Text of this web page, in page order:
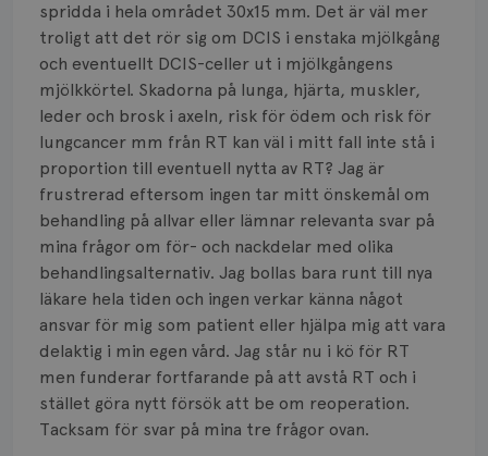
spridda i hela området 30x15 mm. Det är väl mer
troligt att det rör sig om DCIS i enstaka mjölkgång
och eventuellt DCIS-celler ut i mjölkgångens
mjölkkörtel. Skadorna på lunga, hjärta, muskler,
leder och brosk i axeln, risk för ödem och risk för
lungcancer mm från RT kan väl i mitt fall inte stå i
proportion till eventuell nytta av RT? Jag är
frustrerad eftersom ingen tar mitt önskemål om
behandling på allvar eller lämnar relevanta svar på
mina frågor om för- och nackdelar med olika
behandlingsalternativ. Jag bollas bara runt till nya
läkare hela tiden och ingen verkar känna något
ansvar för mig som patient eller hjälpa mig att vara
delaktig i min egen vård. Jag står nu i kö för RT
men funderar fortfarande på att avstå RT och i
stället göra nytt försök att be om reoperation.
Tacksam för svar på mina tre frågor ovan.